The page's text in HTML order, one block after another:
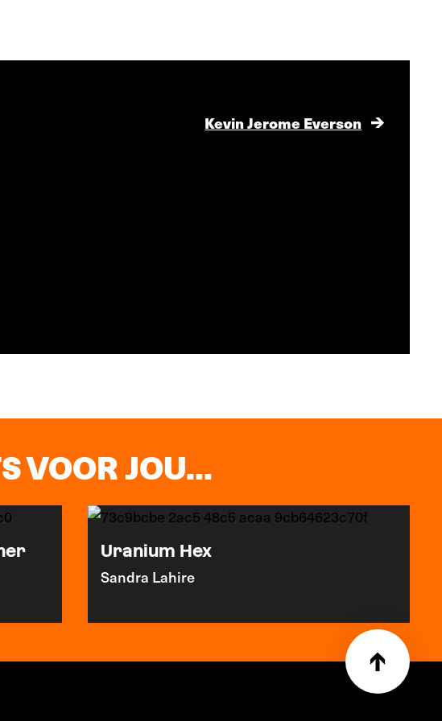
Kevin Jerome Everson
VOOR JOU...
Uranium Hex
Sandra Lahire